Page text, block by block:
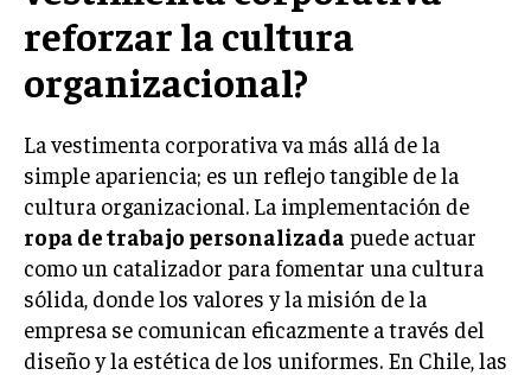
MARKETING
ESTRATEGIAS DE MARKETING
AGENCIAS DE MARKETING
VENTA DE ENLACES
MARKETING DIGITAL
PUBLICIDAD
VENTAS Y PERSUASIÓN
GESTIÓN DE PRODUCTOS
reforzar la cultura
organizacional?
La vestimenta corporativa va más allá de la
simple apariencia; es un reflejo tangible de la
cultura organizacional. La implementación de
ropa de trabajo personalizada puede actuar
como un catalizador para fomentar una cultura
sólida, donde los valores y la misión de la
empresa se comunican eficazmente a través del
diseño y la estética de los uniformes. En Chile, las